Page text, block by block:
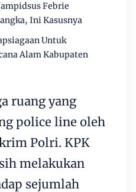
Febrie
Ini Kasusnya
Untuk
Alam Kabupaten
ruang yang
police line oleh
Polri. KPK
melakukan
sejumlah